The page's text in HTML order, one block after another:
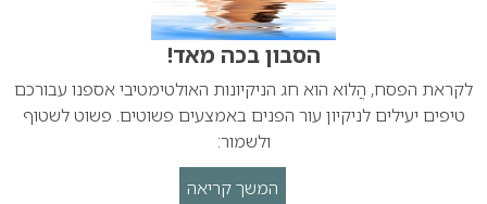
הסבון בכה מאד!
לקראת הפסח, הֲלוֹא הוא חג הניקיונות האולטימטיבי אספנו עבורכם
טיפים יעילים לניקיון עור הפנים באמצעים פשוטים. פשוט לשטוף
ולשמור:
המשך קריאה